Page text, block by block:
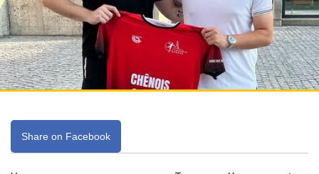
Share on Facebook